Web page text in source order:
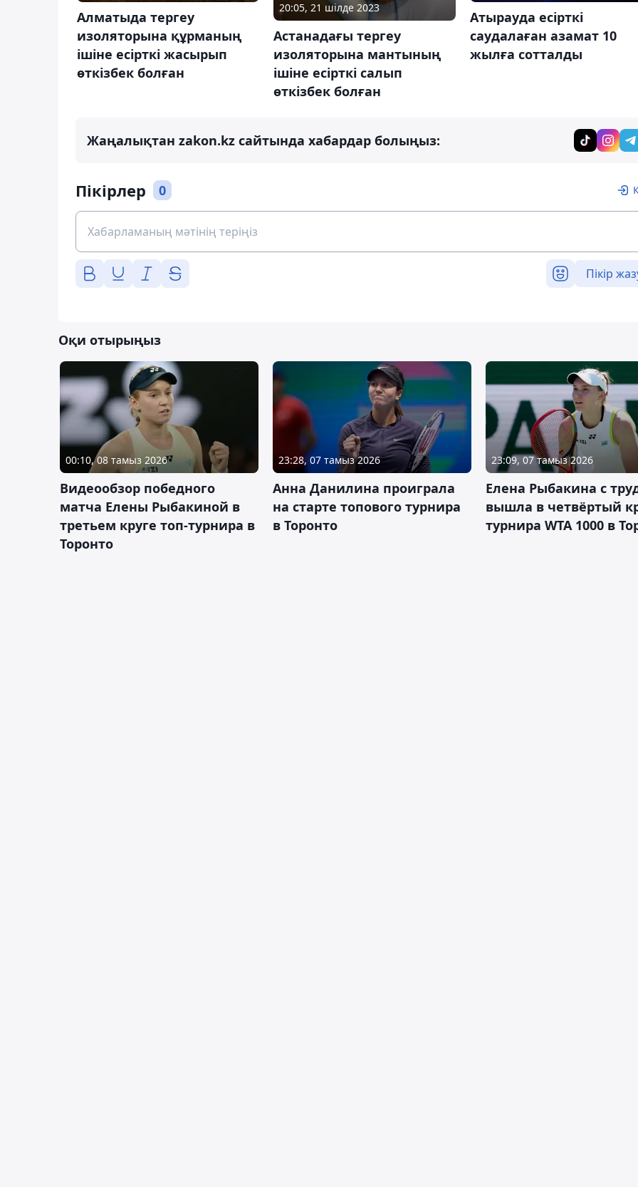
Алматыда тергеу
изоляторына құрманың
ішіне есірткі жасырып
өткізбек болған
20:05, 21 шілде 2023
Астанадағы тергеу
изоляторына мантының
ішіне есірткі салып
өткізбек болған
Атырауда есірткі
саудалаған азамат 10
жылға сотталды
Жаңалықтан zakon.kz сайтында хабардар болыңыз:
Пікірлер 0
Пікір
Оқи отырыңыз
00:10, 08 тамыз 2026
Видеообзор победного
матча Елены Рыбакиной в
третьем круге топ-турнира в
Торонто
23:28, 07 тамыз 2026
Анна Данилина проиграла
на старте топового турнира
в Торонто
23:09, 07 тамыз 2026
Елена Рыбакина с
вышла в четвёртый
турнира WTA 1000 в